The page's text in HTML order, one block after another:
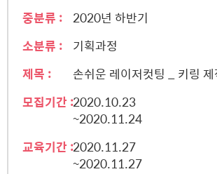
중분류 :
2020년 하반기
소분류 :
기획과정
제목 :
손쉬운 레이저컷팅 _ 키링
모집기간 :2020.10.23
~2020.11.24
교육기간 :2020.11.27
~2020.11.27